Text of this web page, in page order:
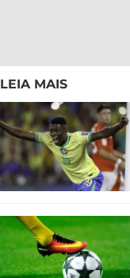
LEIA MAIS